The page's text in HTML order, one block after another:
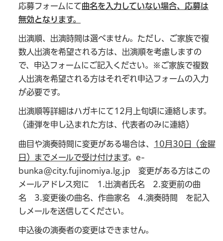
応募フォームにて曲名を入力していない場合、応募は
無効となります。
出演順、出演時間は選べません。ただし、ご家族で複
数人出演を希望される方は、出演順を考慮しますの
で、申込フォームにご記入ください。※ご家族で複数
人出演を希望される方はそれぞれ申込フォームの入力
が必要です。
出演順等詳細はハガキにて12月上旬頃に連絡します。
（連弾を申し込まれた方は、代表者のみに連絡）
曲目や演奏時間に変更がある場合は、
10月30日（金曜
日）までメールで受け付けます。e-
bunka@city.fujinomiya.lg.jp 変更がある方はこの
メールアドレス宛に 1.出演者氏名 2.変更前の曲
名 3.変更後の曲名、作曲家名 4.演奏時間 を記入
しメールを送信してください。
申込後の演奏者の変更はできません。